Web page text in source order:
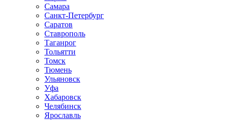
Самара
Санкт-Петербург
Саратов
Ставрополь
Таганрог
Тольятти
Томск
Тюмень
Ульяновск
Уфа
Хабаровск
Челябинск
Ярославль